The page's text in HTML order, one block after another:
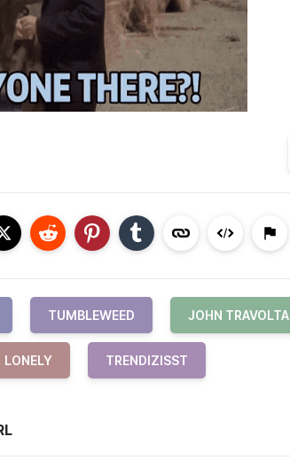
TUMBLEWEED JOHN TRAVOLTA
LONELY TRENDIZISST